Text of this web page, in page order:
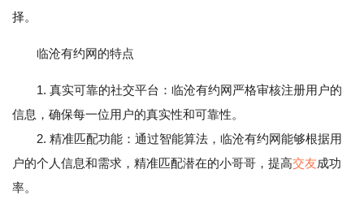
择。
临沧有约网的特点
1. 真实可靠的社交平台：临沧有约网严格审核注册用户的
信息，确保每一位用户的真实性和可靠性。
2. 精准匹配功能：通过智能算法，临沧有约网能够根据用
户的个人信息和需求，精准匹配潜在的小哥哥，提高交友成功
率。